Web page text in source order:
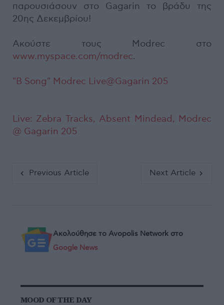
παρουσιάσουν στο Gagarin το βράδυ της
20ης Δεκεμβρίου!
Ακούστε τους Modrec στο
www.myspace.com/modrec.
"B Song" Modrec Live@Gagarin 205
Live: Zebra Tracks, Absent Mindead, Modrec
@ Gagarin 205
Previous Article Next Article
Ακολούθησε το Avopolis Network στο
Google News
MOOD OF THE DAY